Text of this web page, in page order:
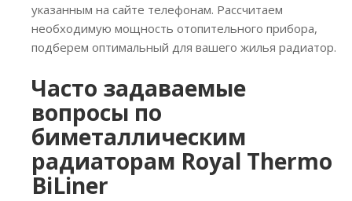
указанным на сайте телефонам. Рассчитаем
необходимую мощность отопительного прибора,
подберем оптимальный для вашего жилья радиатор.
Часто задаваемые
вопросы по
биметаллическим
радиаторам Royal Thermo
BiLiner